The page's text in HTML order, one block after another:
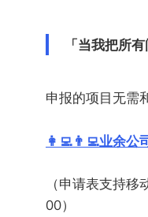
「当我把所
申报的项目无需
👩‍💻👨‍💻业余公
（申请表支持
00）